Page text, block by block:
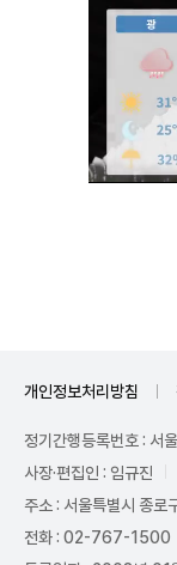
개인정보처리방침
정기간행등록번호 :
사장·편집인 : 임규진
주소 : 서울특별시 종
전화 : 02-767-1500